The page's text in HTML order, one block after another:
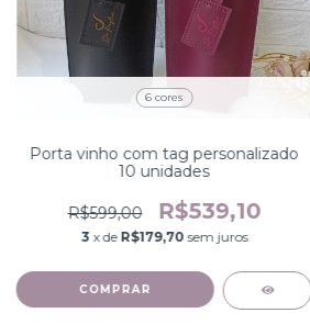
6 cores
Porta vinho com tag personalizado
10 unidades
R$599,00 R$539,10
3 x de R$179,70 sem juros
COMPRAR